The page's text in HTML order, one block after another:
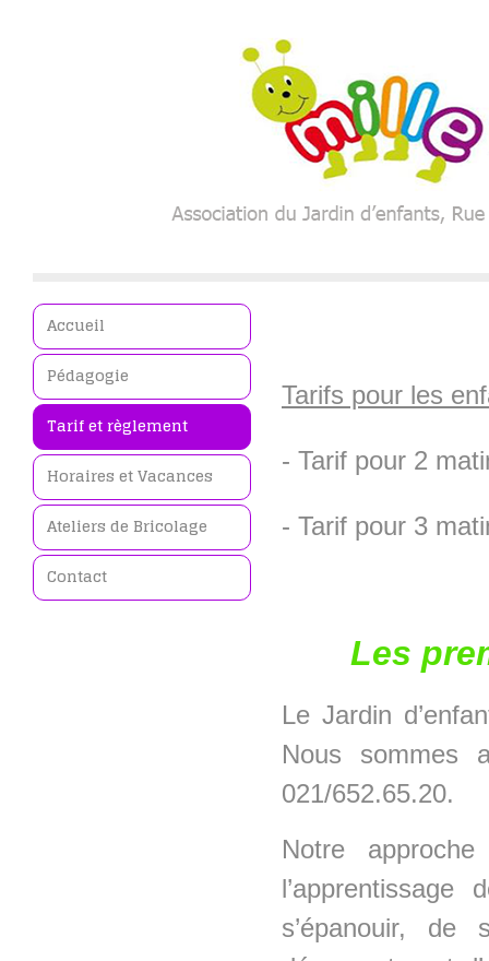
Accueil
Pédagogie
Tarif et règlement
Horaires et Vacances
Ateliers de Bricolage
Contact
Tarifs pour les
- Tarif pour 2
- Tarif pour 3
Les
Le Jardin
Nous sommes
021/652.65.20.
Notre
s’épanouir,